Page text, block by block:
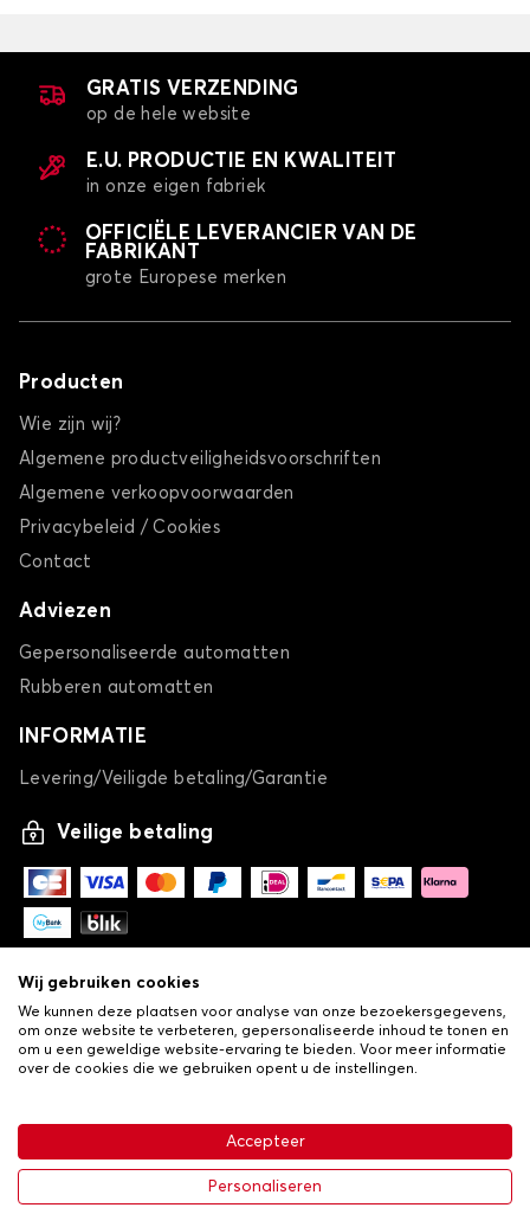
€ 113,43
-25% € 151,24
GRATIS VERZENDING
op de hele website
E.U. PRODUCTIE EN KWALITEIT
in onze eigen fabriek
OFFICIËLE LEVERANCIER VAN DE
FABRIKANT
grote Europese merken
Producten
Wie zijn wij?
Algemene productveiligheidsvoorschriften
Algemene verkoopvoorwaarden
Privacybeleid / Cookies
Contact
Adviezen
Gepersonaliseerde automatten
Rubberen automatten
INFORMATIE
Levering/Veiligde betaling/Garantie
Veilige betaling
Algemene verkoopvoorwaarden•Privacy- en cookiebeleid
•Livraison
Wij gebruiken cookies
We kunnen deze plaatsen voor analyse van onze bezoekersgegevens,
om onze website te verbeteren, gepersonaliseerde inhoud te tonen en
om u een geweldige website-ervaring te bieden. Voor meer informatie
over de cookies die we gebruiken opent u de instellingen.
Accepteer
Personaliseren